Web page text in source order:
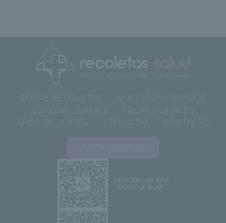
SOBRE RECOLETAS
NUESTROS CENTROS
ESPECIALIDADES
PROFESIONALES
ÁREA PACIENTES
STELLA 2.0 CONTACTO
DESCARGAR APP
GOOGLE PLAY